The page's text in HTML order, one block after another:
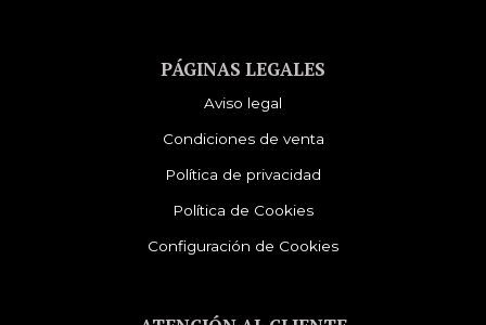
PÁGINAS LEGALES
Aviso legal
Condiciones de venta
Política de privacidad
Política de Cookies
Configuración de Cookies